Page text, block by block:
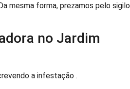
mesma forma, prezamos pelo sigilo
no Jardim
a infestação .